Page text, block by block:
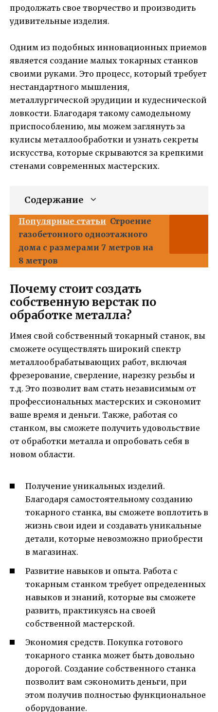
продолжать свое творчество и производить
удивительные изделия.
Одним из подобных инновационных приемов
является создание малых токарных станков
своими руками. Это процесс, который требует
нестандартного мышления,
металлургической эрудиции и кудеснической
ловкости. Благодаря такому самодельному
приспособлению, мы можем заглянуть за
кулисы металлообработки и узнать секреты
искусства, которые скрываются за крепкими
стенами современных мастерских.
Содержание
Популярные статьи Строение
газобетонного одноэтажного
дома с размерами 7 метров на
8 метров
Почему стоит создать
собственную верстак по
обработке металла?
Имея свой собственный токарный станок, вы
сможете осуществлять широкий спектр
металлообрабатывающих работ, включая
фрезерование, сверление, нарезку резьбы и
т.д. Это позволит вам стать независимым от
профессиональных мастерских и сэкономит
ваше время и деньги. Также, работая со
станком, вы сможете получить удовольствие
от обработки металла и опробовать себя в
новом области.
Получение уникальных изделий.
Благодаря самостоятельному созданию
токарного станка, вы сможете воплотить в
жизнь свои идеи и создавать уникальные
детали, которые невозможно приобрести
в магазинах.
Развитие навыков и опыта. Работа с
токарным станком требует определенных
навыков и знаний, которые вы сможете
развить, практикуясь на своей
собственной мастерской.
Экономия средств. Покупка готового
токарного станка может быть довольно
дорогой. Создание собственного станка
позволит вам сэкономить деньги, при
этом получив полностью функциональное
оборудование.